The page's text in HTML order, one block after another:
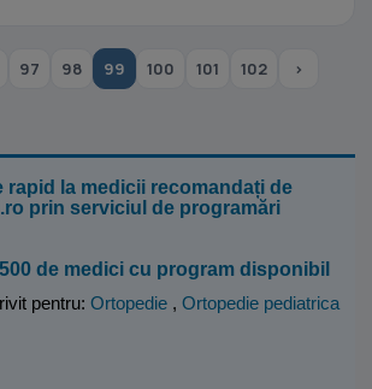
97 98 99 100 101 102 ›
rapid la medicii recomandați de
prin serviciul de programări
de medici cu program disponibil
pentru: Ortopedie , Ortopedie pediatrica